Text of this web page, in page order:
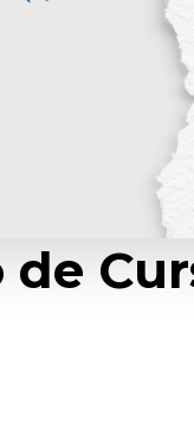
de